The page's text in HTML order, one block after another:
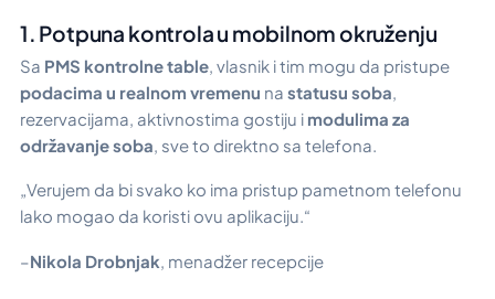
1. Potpuna kontrola u mobilnom okruženju
Sa PMS kontrolne table, vlasnik i tim mogu da pristupe
podacima u realnom vremenu na statusu soba,
rezervacijama, aktivnostima gostiju i modulima za
održavanje soba, sve to direktno sa telefona.
„Verujem da bi svako ko ima pristup pametnom telefonu
lako mogao da koristi ovu aplikaciju.“
–Nikola Drobnjak, menadžer recepcije